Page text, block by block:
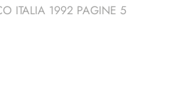
ITALIA 1992 PAGINE 5